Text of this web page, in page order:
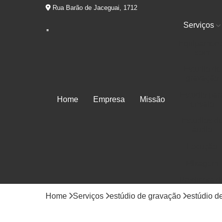
Rua Barão de Jaceguai, 1712
Home Empresa Missão
Serviços
Home Serviços estúdio de gravação estúdio